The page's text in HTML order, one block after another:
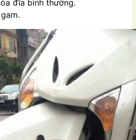
đĩa bình thường.